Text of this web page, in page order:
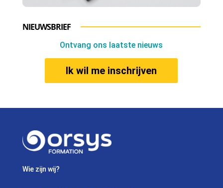
NIEUWSBRIEF
Ontvang ons laatste nieuws
Ik wil me inschrijven
Wie zijn wij?